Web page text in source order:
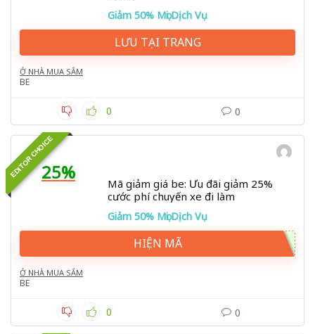
Giảm 50% Mọi Dịch Vụ
LƯU TẠI TRANG
Ở NHÀ MUA SẮM
BE
0 0
EDITOR CHOICE25%
Mã giảm giá be: Ưu đãi giảm 25%
cước phí chuyến xe đi làm
Giảm 50% Mọi Dịch Vụ
HIỆN MÃ
Ở NHÀ MUA SẮM
BE
0 0